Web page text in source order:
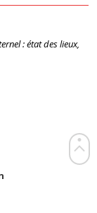
: état des lieux,